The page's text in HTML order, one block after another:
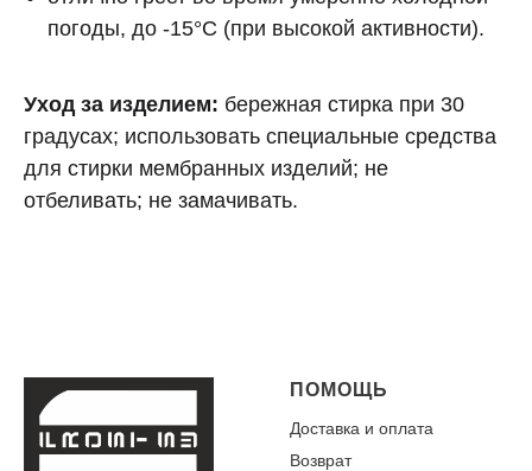
погоды, до -15°C (при высокой активности).
Уход за изделием: бережная стирка при 30
градусах; использовать специальные средства
для стирки мембранных изделий; не
отбеливать; не замачивать.
ПОМОЩЬ
Доставка и оплата
Возврат